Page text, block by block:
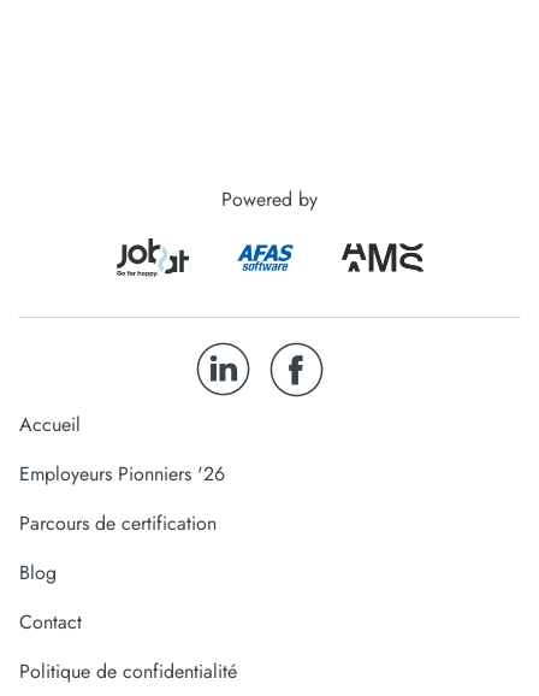
Powered by
Accueil
Employeurs Pionniers '26
Parcours de certification
Blog
Contact
Politique de confidentialité